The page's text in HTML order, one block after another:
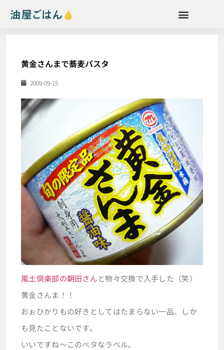
黄金さんまで蕎麦パスタ
2009-09-15
風土倶楽部の朝田さんと物々交換で入手した（笑）
黄金さんま！！
おぉひかりもの好きとしてはたまらない一品、しか
も見たことないです。
いいですね～このベタなラベル。